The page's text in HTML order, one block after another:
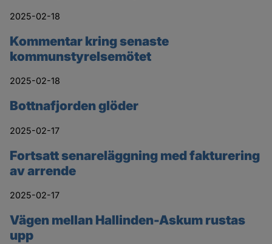
2025-02-18
Kommentar kring senaste
kommunstyrelsemötet
2025-02-18
Bottnafjorden glöder
2025-02-17
Fortsatt senareläggning med fakturering
av arrende
2025-02-17
Vägen mellan Hallinden-Askum rustas
upp